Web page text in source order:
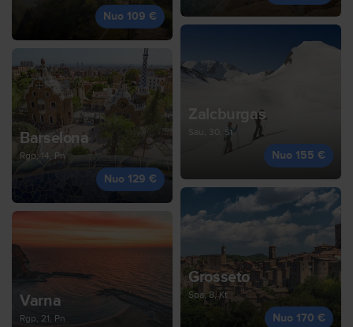
Nuo 109 €
Barselona
Rgp, 14, Pn
Nuo 129 €
Zalcburgas
Sau, 30, Št
Nuo 155 €
Varna
Rgp, 21, Pn
Grosseto
Spa, 8, Kt
Nuo 170 €